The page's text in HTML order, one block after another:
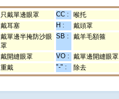
只戴單邊眼罩 CC :
喉托
戴耳塞 H :
戴頭罩
戴單邊半掩防沙眼
罩
SB : 戴羊毛額箍
戴開縫眼罩 VO : 戴單邊開縫眼罩
重戴 "-" : 除去